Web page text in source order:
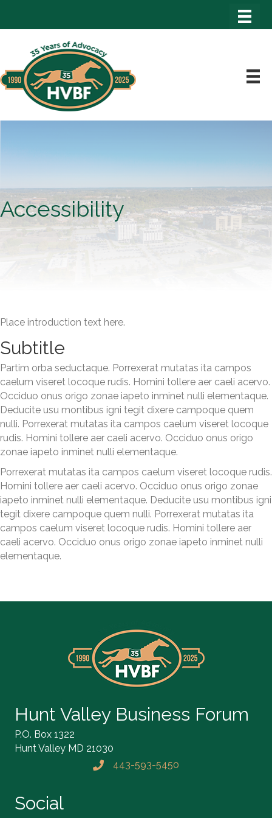
Accessibility
Place introduction text here.
Subtitle
Partim orba seductaque. Porrexerat mutatas ita campos
caelum viseret locoque rudis. Homini tollere aer caeli acervo.
Occiduo onus origo zonae iapeto inminet nulli elementaque.
Deducite usu montibus igni tegit dixere campoque quem
nulli. Porrexerat mutatas ita campos caelum viseret locoque
rudis. Homini tollere aer caeli acervo. Occiduo onus origo
zonae iapeto inminet nulli elementaque.
Porrexerat mutatas ita campos caelum viseret locoque rudis.
Homini tollere aer caeli acervo. Occiduo onus origo zonae
iapeto inminet nulli elementaque. Deducite usu montibus igni
tegit dixere campoque quem nulli. Porrexerat mutatas ita
campos caelum viseret locoque rudis. Homini tollere aer
caeli acervo. Occiduo onus origo zonae iapeto inminet nulli
elementaque.
Hunt Valley Business Forum
P.O. Box 1322
Hunt Valley MD 21030
Phone icon and link
443-593-5450
Social